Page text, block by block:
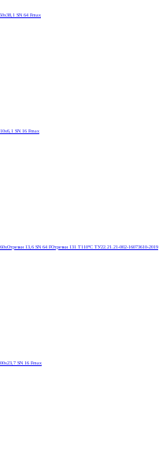
SN 64 Fmax
SN 16 Fmax
13,6 SN 64 FОтрезки 131 T110°C ТУ22.21.21-002-16073610-2019
SN 16 Fmax